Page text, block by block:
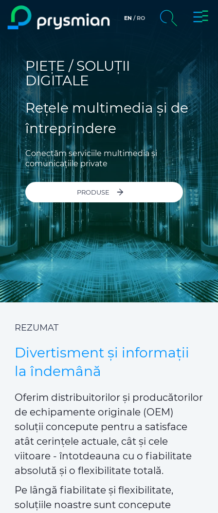
săriți la conținutul
EN RO
căutare
Piețe
Oameni și Cariere chevron_right
Sustainabilitate
Media
Catalog Online
CPR & DoP
Proiecte
CABLE APP
CONTACT
INSIGHT
SITE-UL GLOBAL
PIEȚE / SOLUȚII
DIGITALE
Rețele multimedia și de
întreprindere
Conectăm serviciile multimedia și
comunicațiile private
PRODUSE
REZUMAT
Divertisment și informații
la îndemână
Oferim distribuitorilor și producătorilor
de echipamente originale (OEM)
soluții concepute pentru a satisface
atât cerințele actuale, cât și cele
viitoare - întotdeauna cu o fiabilitate
absolută și o flexibilitate totală.
Pe lângă fiabilitate și flexibilitate,
soluțiile noastre sunt concepute